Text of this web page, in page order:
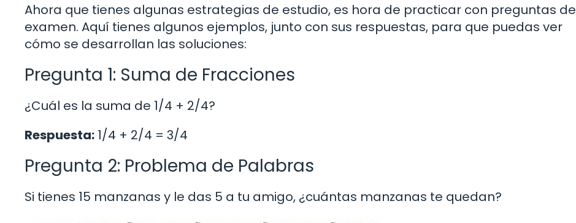
Ahora que tienes algunas estrategias de estudio, es hora de practicar con preguntas de
examen. Aquí tienes algunos ejemplos, junto con sus respuestas, para que puedas ver
cómo se desarrollan las soluciones:
Pregunta 1: Suma de Fracciones
¿Cuál es la suma de 1/4 + 2/4?
Respuesta: 1/4 + 2/4 = 3/4
Pregunta 2: Problema de Palabras
Si tienes 15 manzanas y le das 5 a tu amigo, ¿cuántas manzanas te quedan?